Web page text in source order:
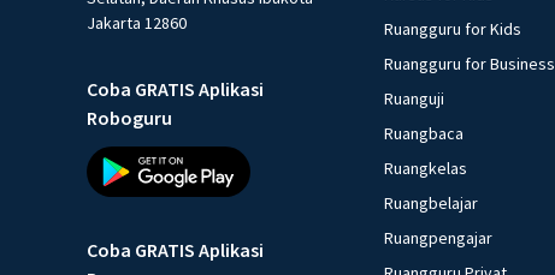
Jakarta 12860
Coba GRATIS Aplikasi
Roboguru
Coba GRATIS Aplikasi
Ruangguru for Kids
Ruangguru for Business
Ruanguji
Ruangbaca
Ruangkelas
Ruangbelajar
Ruangpengajar